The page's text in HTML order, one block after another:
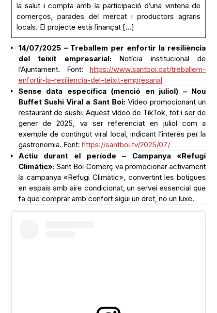
la salut i compta amb la participació d’una vintena de
comerços, parades del mercat i productors agraris
locals. El projecte està finançat […]
14/07/2025 – Treballem per enfortir la resiliència
del teixit empresarial:Notícia institucional de
l’Ajuntament. Font: https://www.santboi.cat/treballem-
enfortir-la-resiliencia-del-teixit-empresarial
Sense data específica (menció en juliol) – Nou
Buffet Sushi Viral a Sant Boi:Vídeo promocionant un
restaurant de sushi. Aquest vídeo de TikTok, tot i ser de
gener de 2025, va ser referenciat en juliol com a
exemple de contingut viral local, indicant l’interès per la
gastronomia. Font: https://santboi.tv/2025/07/
Actiu durant el període – Campanya «Refugi
Climàtic»: Sant Boi Comerç va promocionar activament
la campanya «Refugi Climàtic», convertint les botigues
en espais amb aire condicionat, un servei essencial que
fa que comprar amb confort sigui un dret, no un luxe.